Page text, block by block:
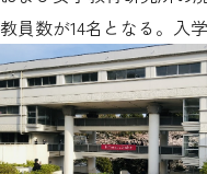
教員数が14名となる。入